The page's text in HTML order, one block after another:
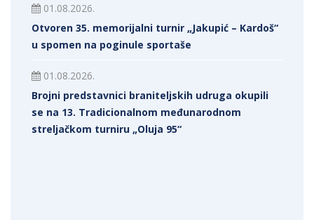
01.08.2026.
Otvoren 35. memorijalni turnir „Jakupić – Kardoš“
u spomen na poginule sportaše
01.08.2026.
Brojni predstavnici braniteljskih udruga okupili
se na 13. Tradicionalnom međunarodnom
streljačkom turniru „Oluja 95“